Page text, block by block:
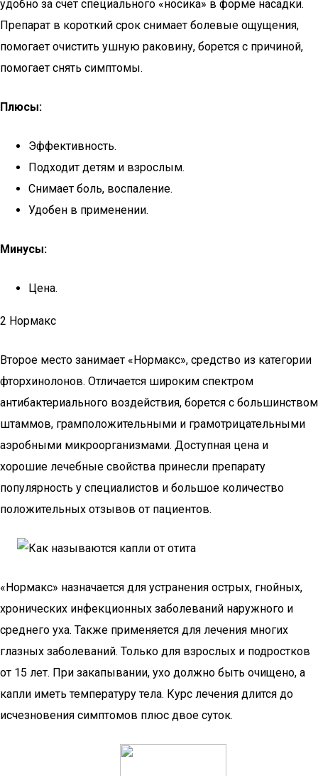
удобно за счет специального «носика» в форме насадки.
Препарат в короткий срок снимает болевые ощущения,
помогает очистить ушную раковину, борется с причиной,
помогает снять симптомы.
Плюсы:
Эффективность.
Подходит детям и взрослым.
Снимает боль, воспаление.
Удобен в применении.
Минусы:
Цена.
2 Нормакс
Второе место занимает «Нормакс», средство из категории
фторхинолонов. Отличается широким спектром
антибактериального воздействия, борется с большинством
штаммов, грамположительными и грамотрицательными
аэробными микроорганизмами. Доступная цена и
хорошие лечебные свойства принесли препарату
популярность у специалистов и большое количество
положительных отзывов от пациентов.
«Нормакс» назначается для устранения острых, гнойных,
хронических инфекционных заболеваний наружного и
среднего уха. Также применяется для лечения многих
глазных заболеваний. Только для взрослых и подростков
от 15 лет. При закапывании, ухо должно быть очищено, а
капли иметь температуру тела. Курс лечения длится до
исчезновения симптомов плюс двое суток.